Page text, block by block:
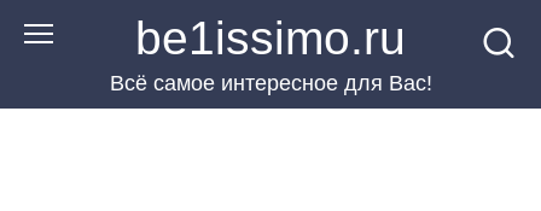
Перейти
be1issimo.ru
Всё самое интересное для Вас!